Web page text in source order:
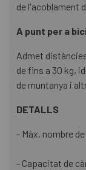
de l'acoblament
A punt per a
Admet
de fins a 30 kg,
de muntanya i
DETALLS
- Màx. nombre
- Capacitat de